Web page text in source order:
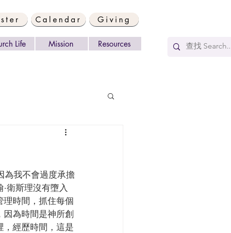
Calendar Giving
Life Mission Resources
衛斯理沒有墮入
理時間，抓住每個
因為時間是神所創
經歷時間，這是